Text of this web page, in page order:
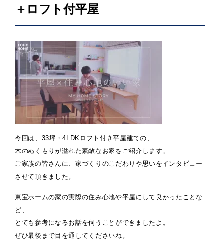
＋ロフト付平屋
今回は、33坪・4LDKロフト付き平屋建ての、
木のぬくもりが溢れた素敵なお家をご紹介します。
ご家族の皆さんに、家づくりのこだわりや思いをインタビュー
させて頂きました。
東宝ホームの家の実際の住み心地や平屋にして良かったことな
ど、
とても参考になるお話を伺うことができましたよ。
ぜひ最後まで目を通してくださいね。